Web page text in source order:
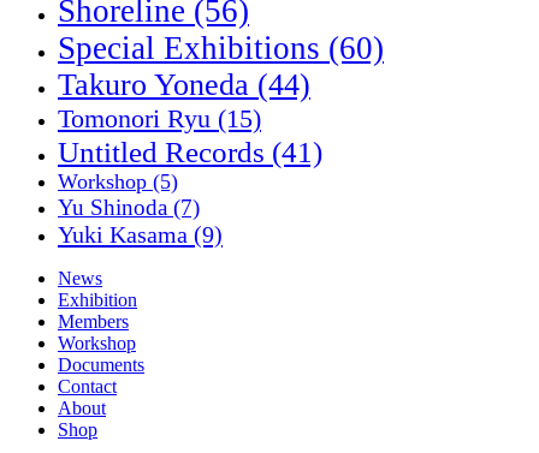
Shoreline (56)
Special Exhibitions (60)
Takuro Yoneda (44)
Tomonori Ryu (15)
Untitled Records (41)
Workshop (5)
Yu Shinoda (7)
Yuki Kasama (9)
News
Exhibition
Members
Workshop
Documents
Contact
About
Shop